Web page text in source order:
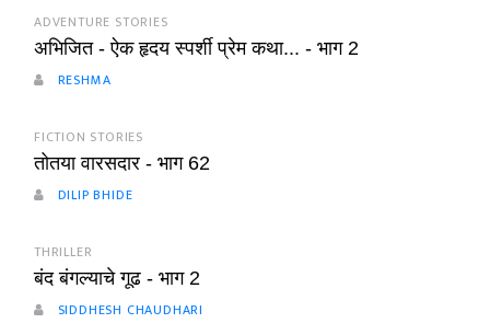
ADVENTURE STORIES
अभिजित - ऐक हृदय स्पर्शी प्रेम कथा... - भाग 2
RESHMA
FICTION STORIES
तोतया वारसदार - भाग 62
DILIP BHIDE
THRILLER
बंद बंगल्याचे गूढ - भाग 2
SIDDHESH CHAUDHARI